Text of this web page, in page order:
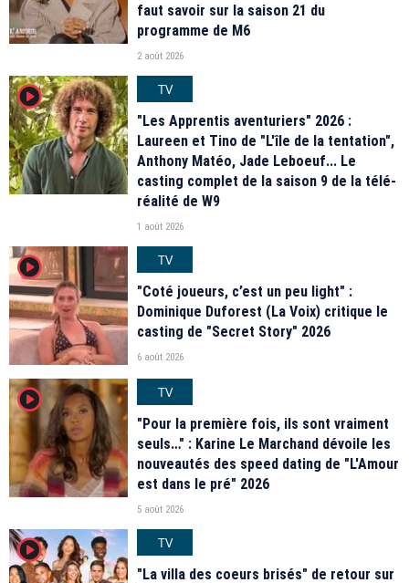
faut savoir sur la saison 21 du
programme de M6
2 août 2026
player2
TV
"Les Apprentis aventuriers" 2026 :
Laureen et Tino de "L'île de la tentation",
Anthony Matéo, Jade Leboeuf... Le
casting complet de la saison 9 de la télé-
réalité de W9
1 août 2026
player2
TV
"Coté joueurs, c’est un peu light" :
Dominique Duforest (La Voix) critique le
casting de "Secret Story" 2026
6 août 2026
player2
TV
"Pour la première fois, ils sont vraiment
seuls…" : Karine Le Marchand dévoile les
nouveautés des speed dating de "L'Amour
est dans le pré" 2026
5 août 2026
player2
TV
"La villa des coeurs brisés" de retour sur